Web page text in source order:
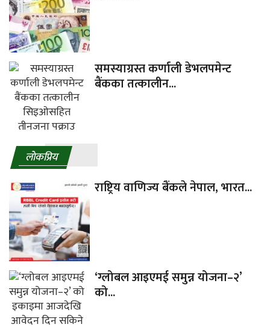
समस्याग्रस्त कर्णाली डेभलपमेन्ट
बैंकका तत्कालीन...
लाेकप्रिय
राष्ट्रिय वाणिज्य बैंकले नेपाल, भारत...
‘ग्लोबल आइएमई समुन्न योजना–२’
को...